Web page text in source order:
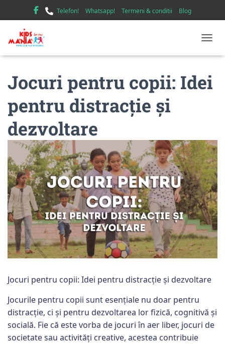
Telefon! Whatsapp! Termeni & conditii Blog
Jocuri pentru copii: Idei
pentru distracție și
dezvoltare
Jocuri pentru copii: Idei pentru distracție și dezvoltare
Jocurile pentru copii sunt esențiale nu doar pentru
distracție, ci și pentru dezvoltarea lor fizică, cognitivă și
socială. Fie că este vorba de jocuri în aer liber, jocuri de
societate sau activități creative, acestea contribuie